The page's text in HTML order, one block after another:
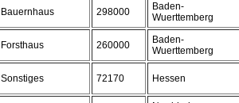
Bauernhaus 298000
Baden-
Wuerttemberg
Forsthaus 260000
Baden-
Wuerttemberg
Sonstiges 72170 Hessen